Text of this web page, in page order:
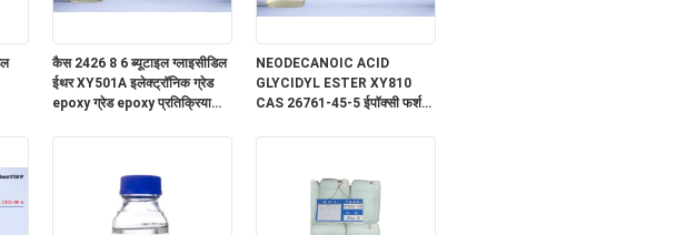
कैस 2426 8 6 ब्यूटाइल ग्लाइसीडिल
ईथर XY501A इलेक्ट्रॉनिक ग्रेड
epoxy ग्रेड epoxy प्रतिक्रियाशील
NEODECANOIC ACID
GLYCIDYL ESTER XY810
CAS 26761-45-5 ईपॉक्सी फर्श